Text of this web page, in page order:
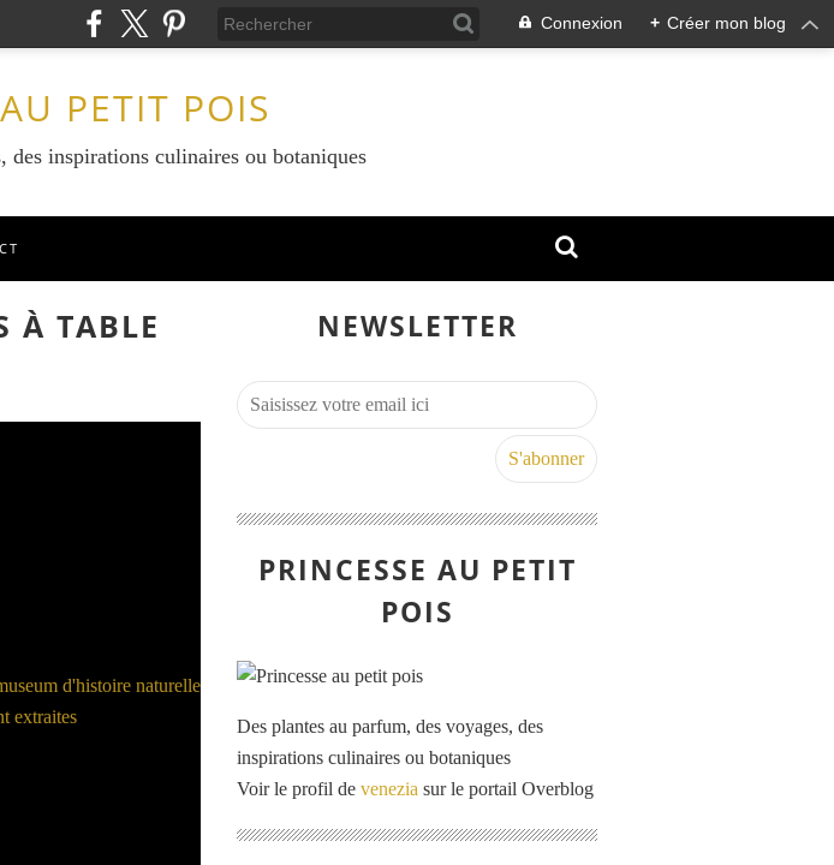
Connexion + Créer mon blog
PETIT POIS
des inspirations culinaires ou botaniques
À TABLE NEWSLETTER
PRINCESSE AU PETIT
POIS
Des plantes au parfum, des voyages, des
inspirations culinaires ou botaniques
Voir le profil de venezia sur le portail Overblog